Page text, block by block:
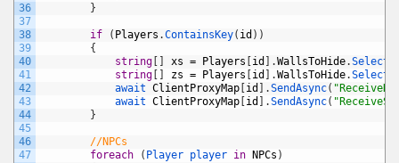
36
37
38
39
40
41
42
43
44
45
46
47
}
if ( Players .ContainsKey( id ) )
{
string
xs = Players id .WallsToHide.Select
string
zs = Players id .WallsToHide.Select
await ClientProxyMap id .SendAsync(
await ClientProxyMap id .SendAsync(
}
//NPCs
foreach
( Player player in NPCs )